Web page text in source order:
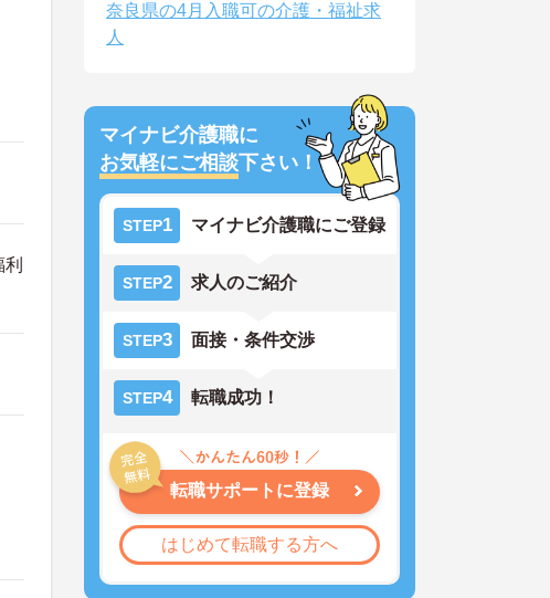
奈良県の4月入職可の介護・福祉求
人
マイナビ介護職に
お気軽にご相談下さい！
STEP1 マイナビ介護職にご登録
STEP2 求人のご紹介
STEP3 面接・条件交渉
STEP4 転職成功！
転職サポートに登録
はじめて転職する方へ